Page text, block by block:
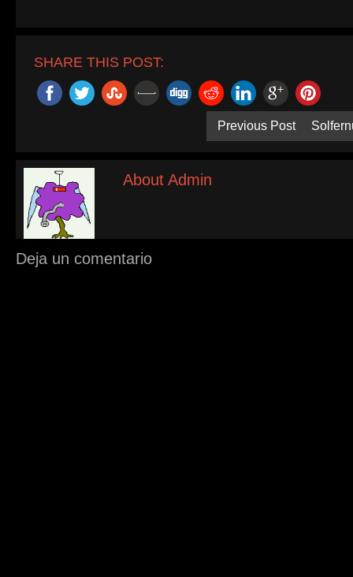
SHARE THIS POST:
Previous Post
About Admin
Deja un comentario